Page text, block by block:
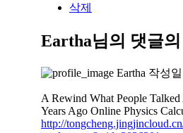
삭제
Eartha님의 댓글
Eartha 작성일
A Rewind What People
Years Ago Online Physics
http://